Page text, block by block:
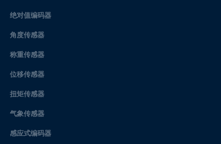
绝对值编码器
角度传感器
称重传感器
位移传感器
扭矩传感器
气象传感器
感应式编码器